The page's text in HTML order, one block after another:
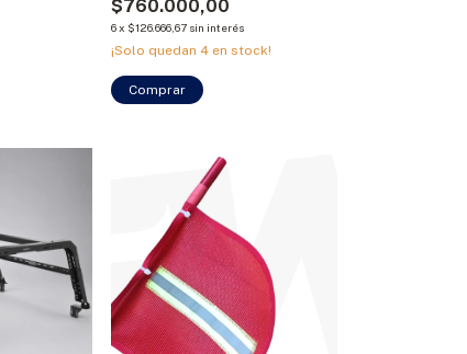
$760.000,00
6 x $126.666,67 sin interés
¡Solo quedan 4en stock!
Comprar